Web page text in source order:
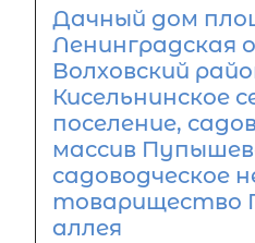
Дачный дом
Ленинградская
Волховский
Кисельнинское
поселение,
массив
садоводческое
товарищество
аллея